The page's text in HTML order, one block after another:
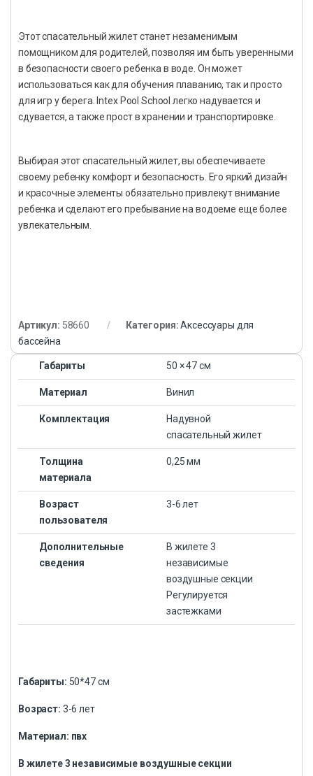
Этот спасательный жилет станет незаменимым
помощником для родителей, позволяя им быть уверенными
в безопасности своего ребенка в воде. Он может
использоваться как для обучения плаванию, так и просто
для игр у берега. Intex Pool School легко надувается и
сдувается, а также прост в хранении и транспортировке.
Выбирая этот спасательный жилет, вы обеспечиваете
своему ребенку комфорт и безопасность. Его яркий дизайн
и красочные элементы обязательно привлекут внимание
ребенка и сделают его пребывание на водоеме еще более
увлекательным.
Артикул: 58660 Категория:Аксессуары для
бассейна
Габариты 50 × 47 см
Материал Винил
Комплектация
Надувной
спасательный жилет
Толщина
материала
0,25 мм
Возраст
пользователя
3-6 лет
Дополнительные
сведения
В жилете 3
независимые
воздушные секции
Регулируется
застежками
Габариты: 50*47 см
Возраст: 3-6 лет
Материал: пвх
В жилете 3 независимые воздушные секции